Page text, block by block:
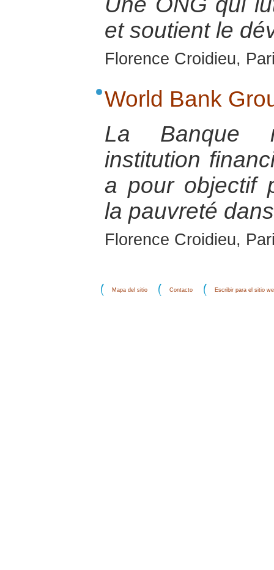
et soutient le
Florence Croidieu,
World Bank
La Banque
institution
a pour objectif
la pauvreté
Florence Croidieu,
Mapa del sitio Contacto Escribir para el sitio